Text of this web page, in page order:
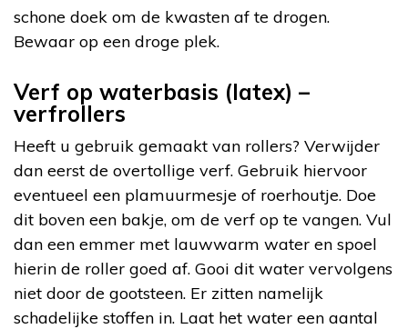
schone doek om de kwasten af te drogen.
Bewaar op een droge plek.
Verf op waterbasis (latex) –
verfrollers
Heeft u gebruik gemaakt van rollers? Verwijder
dan eerst de overtollige verf. Gebruik hiervoor
eventueel een plamuurmesje of roerhoutje. Doe
dit boven een bakje, om de verf op te vangen. Vul
dan een emmer met lauwwarm water en spoel
hierin de roller goed af. Gooi dit water vervolgens
niet door de gootsteen. Er zitten namelijk
schadelijke stoffen in. Laat het water een aantal